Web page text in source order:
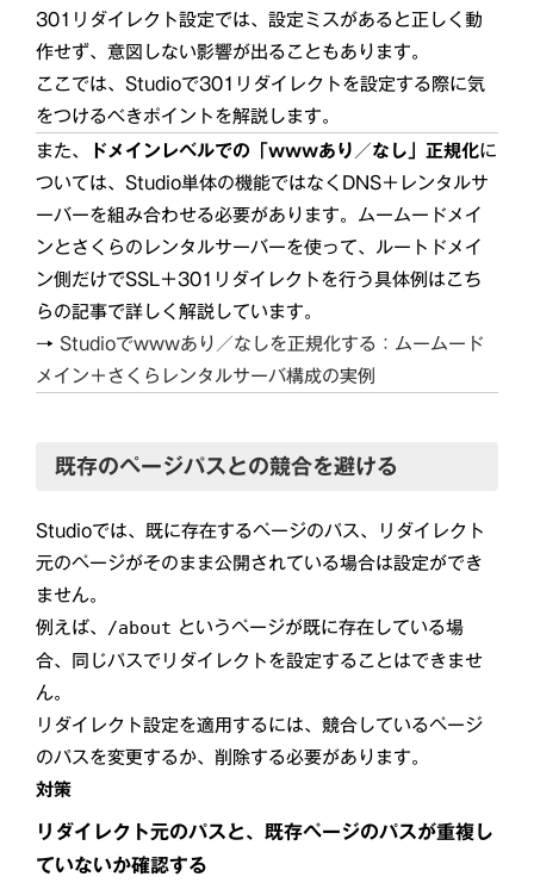
301リダイレクト設定では、設定ミスがあると正しく動
作せず、意図しない影響が出ることもあります。
ここでは、Studioで301リダイレクトを設定する際に気
をつけるべきポイントを解説します。
また、 ドメインレベルでの「wwwあり／なし」正規化に
ついては、Studio単体の機能ではなくDNS＋レンタルサ
ーバーを組み合わせる必要があります。ムームードメイ
ンとさくらのレンタルサーバーを使って、ルートドメイ
ン側だけでSSL＋301リダイレクトを行う具体例はこち
らの記事で詳しく解説しています。
→ Studioでwwwあり／なしを正規化する：ムームード
メイン＋さくらレンタルサーバ構成の実例
既存のページパスとの競合を避ける
Studioでは、既に存在するページのパス、リダイレクト
元のページがそのまま公開されている場合は設定ができ
ません。
例えば、
/about というページが既に存在している場
合、同じパスでリダイレクトを設定することはできませ
ん。
リダイレクト設定を適用するには、競合しているページ
のパスを変更するか、削除する必要があります。
対策
リダイレクト元のパスと、既存ページのパスが重複し
ていないか確認する